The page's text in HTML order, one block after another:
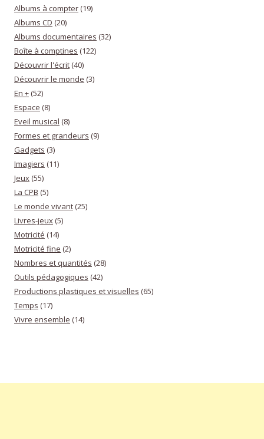
Albums à compter (19)
Albums CD (20)
Albums documentaires (32)
Boîte à comptines (122)
Découvrir l'écrit (40)
Découvrir le monde (3)
En + (52)
Espace (8)
Eveil musical (8)
Formes et grandeurs (9)
Gadgets (3)
Imagiers (11)
Jeux (55)
La CPB (5)
Le monde vivant (25)
Livres-jeux (5)
Motricité (14)
Motricité fine (2)
Nombres et quantités (28)
Outils pédagogiques (42)
Productions plastiques et visuelles (65)
Temps (17)
Vivre ensemble (14)